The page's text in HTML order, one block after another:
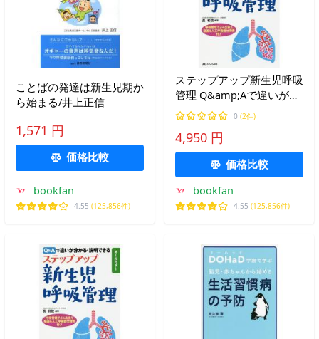
ことばの発達は新生児期か
ら始まる/井上正信
1,571 円
価格比較
bookfan
4.55 (125,856件)
ステップアップ新生児呼吸
管理 Q&amp;Aで違いが分
かる・説明できる オール
カラー/長和俊
0 (2件)
4,950 円
価格比較
bookfan
4.55 (125,856件)